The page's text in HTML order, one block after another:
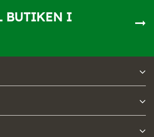
BUTIKEN I